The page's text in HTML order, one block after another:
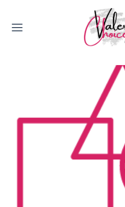
Valerie's Topics
Travel &
Food &
Happyness &
Lifestyle, Sport &
Gadgets
Top 5 van
Health &
Huis &
Nieuws &